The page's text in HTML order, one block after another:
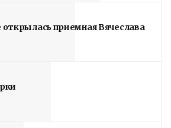
приемная Вячеслава